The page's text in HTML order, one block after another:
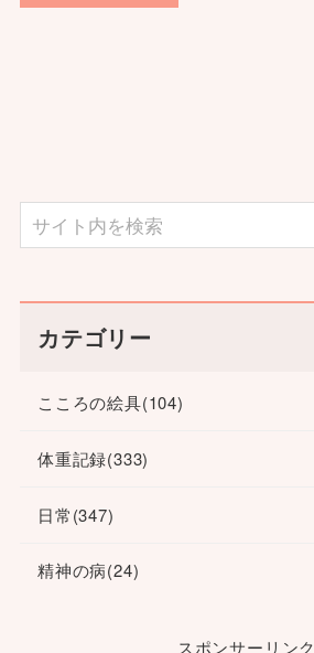
カテゴリー
こころの絵具(104)
体重記録(333)
日常(347)
精神の病(24)
スポンサーリンク